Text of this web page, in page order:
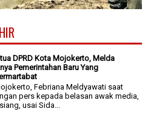
DPRD Kota Mojokerto, Melda
Pemerintahan Baru Yang
Febriana Meldyawati saat
pers kepada belasan awak media,
usai Sida...